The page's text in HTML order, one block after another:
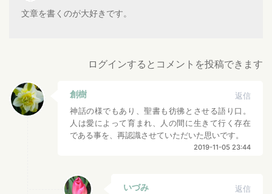
文章を書くのが大好きです。
ログインするとコメントを投稿できます
創樹
返信
神話の様でもあり、聖書も彷彿とさせる語り口。
人は愛によって育まれ、人の間に生きて行く存在
である事を、再認識させていただいた思いです。
2019-11-05 23:44
いづみ
返信